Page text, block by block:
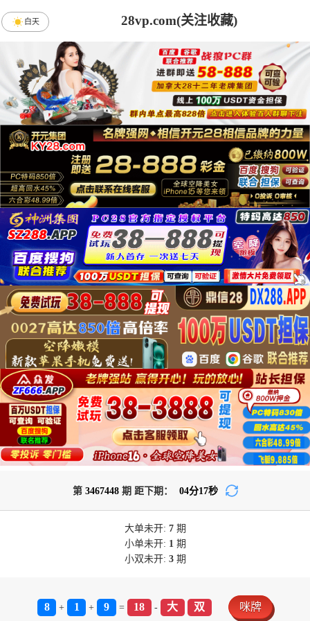
28vp.com(关注收藏)
白天
第 3467448期 距下期： 04分16秒
大单未开: 7期
小单未开: 1 期
小双未开: 3期
8 + 1 + 9 = 18 - 大 双 咪牌